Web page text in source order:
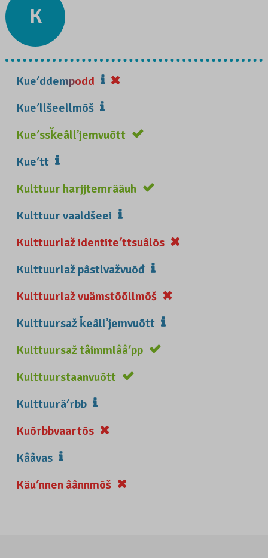
K
Kueʹddempodd
Kueʹllšeellmõš
Kueʹssǩeâllʼjemvuõtt
Kueʹtt
Kulttuur harjjtemrääuh
Kulttuur vaaldšeei
Kulttuurlaž identiteʹttsuâlõs
Kulttuurlaž pâstlvažvuõđ
Kulttuurlaž vuämstõõllmõš
Kulttuursaž ǩeâllʼjemvuõtt
Kulttuursaž tåimmlååʹpp
Kulttuurstaanvuõtt
Kulttuuräʹrbb
Kuõrbbvaartõs
Kååvas
Käuʹnnen âânnmõš